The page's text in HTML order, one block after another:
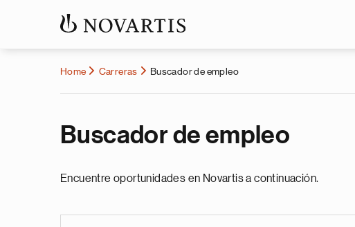
Home Carreras Buscador de empleo
Buscador de empleo
Encuentre oportunidades en Novartis a continuación.